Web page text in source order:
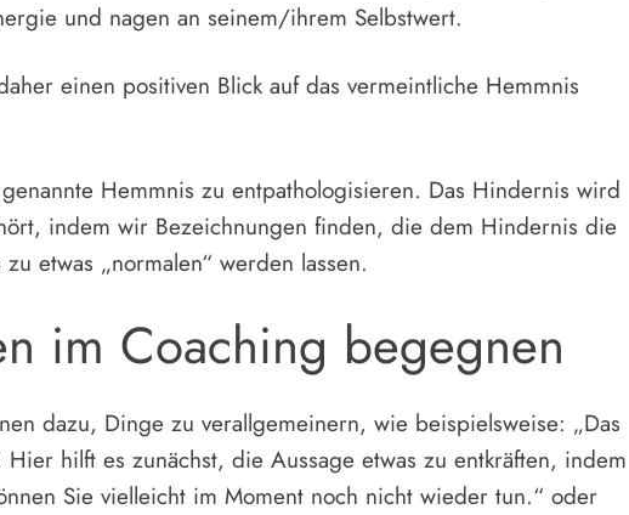
und nagen an seinem/ihrem Selbstwert.
einen positiven Blick auf das vermeintliche Hemmnis
Hemmnis zu entpathologisieren. Das Hindernis wird
indem wir Bezeichnungen finden, die dem Hindernis die
etwas „normalen“ werden lassen.
im Coaching begegnen
dazu, Dinge zu verallgemeinern, wie beispielsweise: „Das
hilft es zunächst, die Aussage etwas zu entkräften, indem
Sie vielleicht im Moment noch nicht wieder tun.“ oder